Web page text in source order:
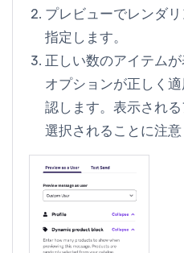
プレビューでレンダ
指定します。
正しい数のアイテム
オプションが正しく
認します。表示され
選択されることに注意